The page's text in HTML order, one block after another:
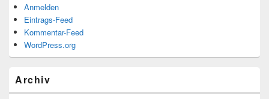
Anmelden
Eintrags-Feed
Kommentar-Feed
WordPress.org
Archiv